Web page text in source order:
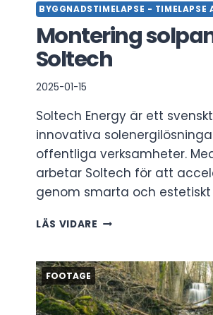
BYGGNADSTIMELAPSE - TIMELAPSE
Montering
Soltech
2025-01-15
Soltech Energy är ett
innovativa
offentliga verksamheter.
arbetar Soltech för att
genom smarta och
LÄS VIDARE MONTERING
MED
SOLTECH